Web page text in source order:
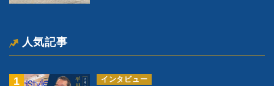
人気記事
インタビュー